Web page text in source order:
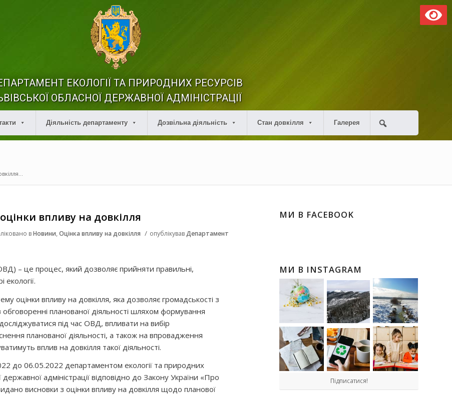
ЕКОЛОГІЇ ТА ПРИРОДНИХ РЕСУРСІВ
ОБЛАСНОЇ ДЕРЖАВНОЇ АДМІНІСТРАЦІЇ
Діяльність департаменту Дозвільна діяльність Стан довкілля Галерея
впливу на довкілля
вНовини, Оцінка впливу на довкілля / опублікувавДепартамент
– це процес, який дозволяє прийняти правильні,
оцінки впливу на довкілля, яка дозволяє громадськості з
обговоренні планованої діяльності шляхом формування
під час ОВД, впливати на вибір
планованої діяльності, а також на впровадження
вплив на довкілля такої діяльності.
до 06.05.2022 департаментом екології та природних
державної адміністрації відповідно до Закону України «Про
висновки з оцінки впливу на довкілля щодо планової
МИ В FACEBOOK
МИ В INSTAGRAM
Підписатися!